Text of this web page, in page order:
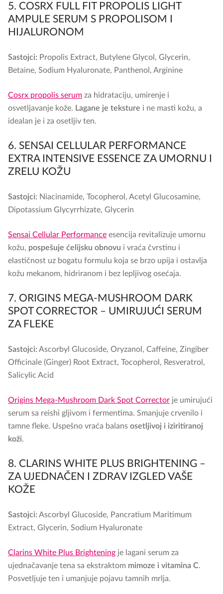
5. COSRX FULL FIT PROPOLIS LIGHT
AMPULE SERUM S PROPOLISOM I
HIJALURONOM
Sastojci: Propolis Extract, Butylene Glycol, Glycerin,
Betaine, Sodium Hyaluronate, Panthenol, Arginine
Cosrx propolis serum za hidrataciju, umirenje i
osvetljavanje kože. Lagane je teksture i ne masti kožu, a
idealan je i za osetljiv ten.
6. SENSAI CELLULAR PERFORMANCE
EXTRA INTENSIVE ESSENCE ZA UMORNU I
ZRELU KOŽU
Sastojci: Niacinamide, Tocopherol, Acetyl Glucosamine,
Dipotassium Glycyrrhizate, Glycerin
Sensai Cellular Performance esencija revitalizuje umornu
kožu, pospešuje ćelijsku obnovu i vraća čvrstinu i
elastičnost uz bogatu formulu koja se brzo upija i ostavlja
kožu mekanom, hidriranom i bez lepljivog osećaja.
7. ORIGINS MEGA-MUSHROOM DARK
SPOT CORRECTOR – UMIRUJUĆI SERUM
ZA FLEKE
Sastojci: Ascorbyl Glucoside, Oryzanol, Caffeine, Zingiber
Officinale (Ginger) Root Extract, Tocopherol, Resveratrol,
Salicylic Acid
Origins Mega-Mushroom Dark Spot Corrector je umirujući
serum sa reishi gljivom i fermentima. Smanjuje crvenilo i
tamne fleke. Uspešno vraća balans osetljivoj i iziritiranoj
koži.
8. CLARINS WHITE PLUS BRIGHTENING –
ZA UJEDNAČEN I ZDRAV IZGLED VAŠE
KOŽE
Sastojci: Ascorbyl Glucoside, Pancratium Maritimum
Extract, Glycerin, Sodium Hyaluronate
Clarins White Plus Brightening je lagani serum za
ujednačavanje tena sa ekstraktom mimoze i vitamina C.
Posvetljuje ten i umanjuje pojavu tamnih mrlja.